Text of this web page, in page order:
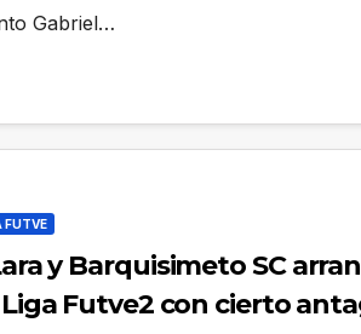
Gabriel…
FUTVE
y Barquisimeto SC
Futve2 con cierto